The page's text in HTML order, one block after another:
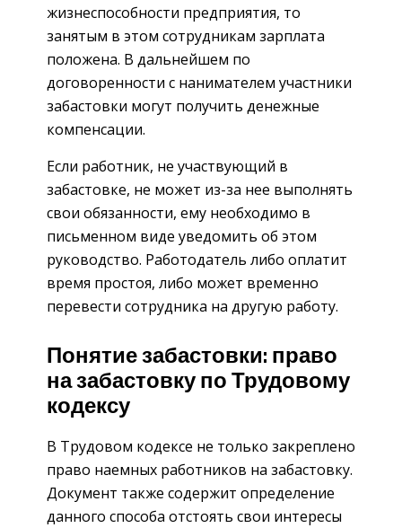
жизнеспособности предприятия, то
занятым в этом сотрудникам зарплата
положена. В дальнейшем по
договоренности с нанимателем участники
забастовки могут получить денежные
компенсации.
Если работник, не участвующий в
забастовке, не может из-за нее выполнять
свои обязанности, ему необходимо в
письменном виде уведомить об этом
руководство. Работодатель либо оплатит
время простоя, либо может временно
перевести сотрудника на другую работу.
Понятие забастовки: право
на забастовку по Трудовому
кодексу
В Трудовом кодексе не только закреплено
право наемных работников на забастовку.
Документ также содержит определение
данного способа отстоять свои интересы